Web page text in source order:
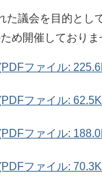
た議会を目的とし
め開催しておりま
ファイル:
ファイル:
ファイル:
ファイル: